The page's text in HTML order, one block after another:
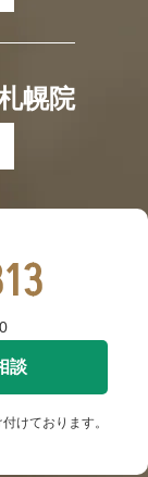
幌院
談
けております。